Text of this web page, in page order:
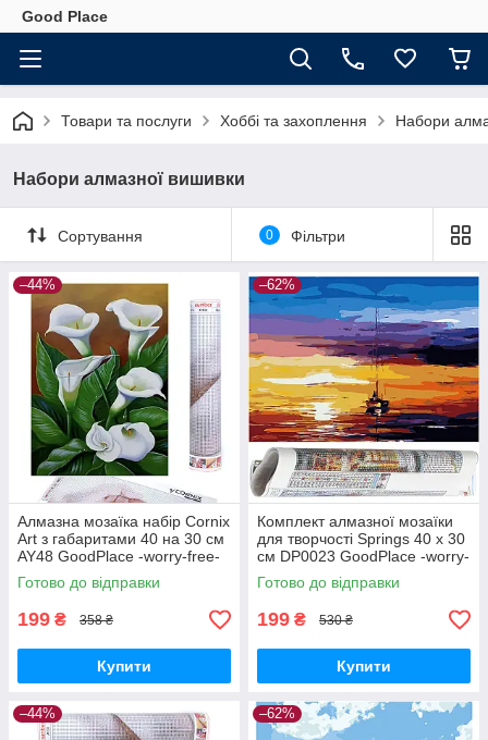
Good Place
Товари та послуги Хоббі та захоплення Набори
Набори алмазної вишивки
Сортування 0 Фільтри
–44%
Алмазна мозаїка набір Cornix
Art з габаритами 40 на 30 см
AY48 GoodPlace -worry-free-
shopping-
Готово до відправки
199 ₴ 358 ₴
Купити
–62%
Комплект алмазної мозаїки
для творчості Springs 40 x 30
см DP0023 GoodPlace -worry-
free-shopping-
Готово до відправки
199 ₴ 530 ₴
Купити
–44% –62%